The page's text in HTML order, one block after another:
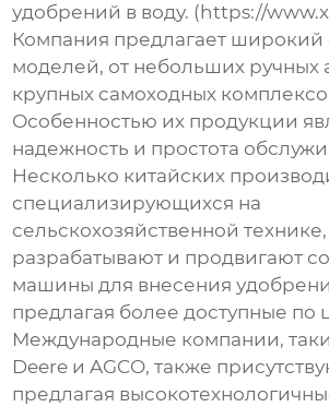
удобрений в воду. (https://
Компания предлагает широкий
моделей, от небольших ручных
крупных самоходных
Особенностью их продукции
надежность и простота
Несколько китайских
специализирующихся на
сельскохозяйственной
разрабатывают и продвигают
машины для внесения
предлагая более доступные по
Международные компании,
Deere и AGCO, также
предлагая